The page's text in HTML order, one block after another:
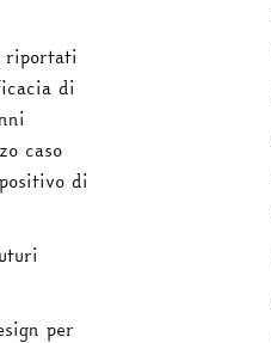
riportati
di
caso
di
per